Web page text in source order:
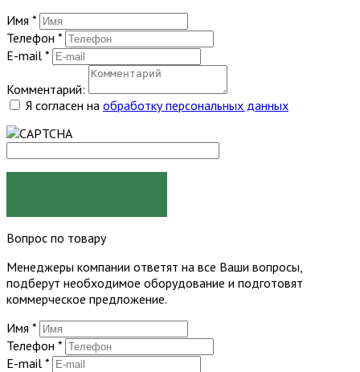
Имя *
Телефон *
E-mail *
Комментарий:
Я согласен на обработку персональных данных
Вопрос по товару
Менеджеры компании ответят на все Ваши вопросы,
подберут необходимое оборудование и подготовят
коммерческое предложение.
Имя *
Телефон *
E-mail *